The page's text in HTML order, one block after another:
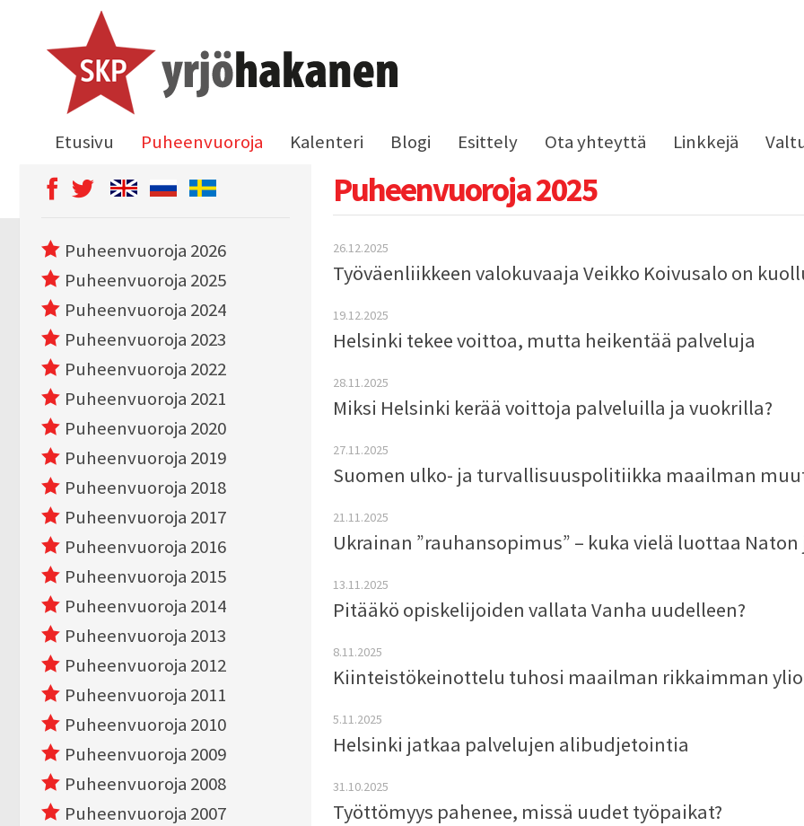
Etusivu Puheenvuoroja Kalenteri Blogi Esittely Ota yhteyttä Linkkejä
Puheenvuoroja 2025
26.12.2025
Työväenliikkeen valokuvaaja Veikko Koivusalo on
19.12.2025
Helsinki tekee voittoa, mutta heikentää palveluja
28.11.2025
Miksi Helsinki kerää voittoja palveluilla ja vuokrilla?
27.11.2025
Suomen ulko- ja turvallisuuspolitiikka maailman
21.11.2025
Ukrainan ”rauhansopimus” – kuka vielä luottaa
13.11.2025
Pitääkö opiskelijoiden vallata Vanha uudelleen?
8.11.2025
Kiinteistökeinottelu tuhosi maailman rikkaimman
5.11.2025
Helsinki jatkaa palvelujen alibudjetointia
31.10.2025
Työttömyys pahenee, missä uudet työpaikat?
Puheenvuoroja 2026
Puheenvuoroja 2025
Puheenvuoroja 2024
Puheenvuoroja 2023
Puheenvuoroja 2022
Puheenvuoroja 2021
Puheenvuoroja 2020
Puheenvuoroja 2019
Puheenvuoroja 2018
Puheenvuoroja 2017
Puheenvuoroja 2016
Puheenvuoroja 2015
Puheenvuoroja 2014
Puheenvuoroja 2013
Puheenvuoroja 2012
Puheenvuoroja 2011
Puheenvuoroja 2010
Puheenvuoroja 2009
Puheenvuoroja 2008
Puheenvuoroja 2007